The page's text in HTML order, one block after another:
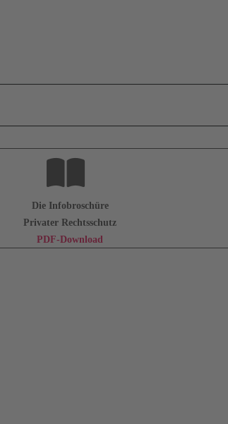
Die Infobroschüre
Privater Rechtsschutz
PDF-Download